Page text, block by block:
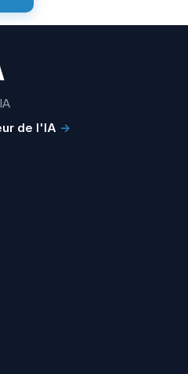
de l'IA →